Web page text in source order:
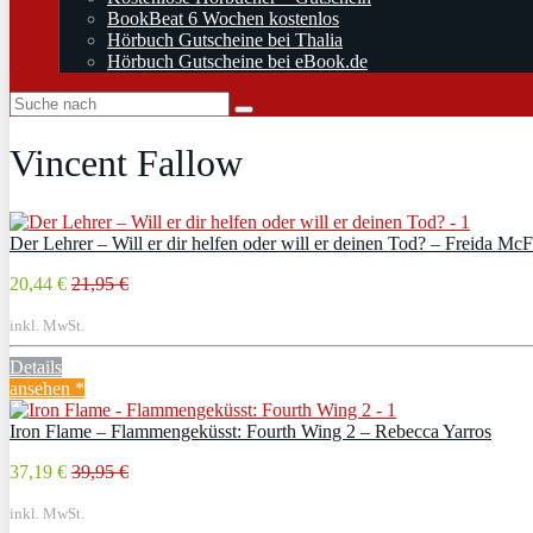
BookBeat 6 Wochen kostenlos
Hörbuch Gutscheine bei Thalia
Hörbuch Gutscheine bei eBook.de
Vincent Fallow
Der Lehrer – Will er dir helfen oder will er deinen Tod? – Freida
20,44 € 21,95 €
inkl. MwSt.
Details
ansehen *
Iron Flame – Flammengeküsst: Fourth Wing 2 – Rebecca Yarros
37,19 € 39,95 €
inkl. MwSt.